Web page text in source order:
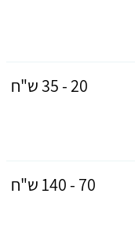
20 - 35 ש"ח
70 - 140 ש"ח